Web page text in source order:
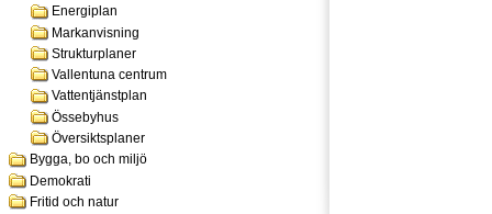
Energiplan
Markanvisning
Strukturplaner
Vallentuna centrum
Vattentjänstplan
Össebyhus
Översiktsplaner
Bygga, bo och miljö
Demokrati
Fritid och natur